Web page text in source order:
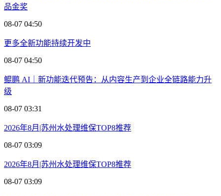
品金奖
08-07 04:50
更多全新功能持续开发中
08-07 04:50
鲲鹏 AI｜新功能迭代预告：从内容生产到企业全链路能力升
级
08-07 03:31
2026年8月|苏州水处理维保TOP8推荐
08-07 03:09
2026年8月|苏州水处理维保TOP8推荐
08-07 03:09